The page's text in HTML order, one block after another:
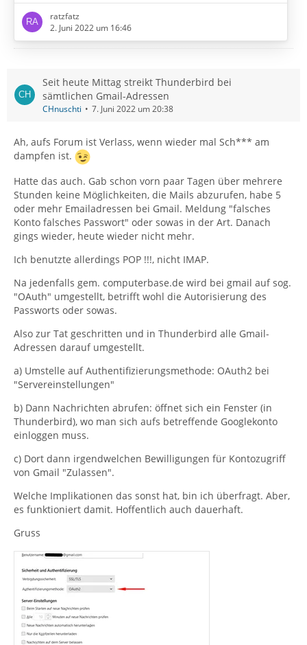
Es geht ausschließlich um eigene Gmail-Adressen. Alle!
Antivir: ESET
Router: Fritzbox (ca. 1 Jahr alt)
Thunderbird plötzlich nach den Passwörtern all meiner
Gmail-Accounts gefragt. Wenn ich sie eingebe, werden
sie aber nicht angenommen, sondern immer wieder
neu verlangt.
Ich kenne das von meinem Laptop im Urlaub. Da muss
ich immer erst auf der G-Website…
ratzfatz
2. Juni 2022 um 16:46
Seit heute Mittag streikt Thunderbird bei
sämtlichen Gmail-Adressen
CHnuschti 7. Juni 2022 um 20:38
Ah, aufs Forum ist Verlass, wenn wieder mal Sch*** am
dampfen ist.
Hatte das auch. Gab schon vorn paar Tagen über mehrere
Stunden keine Möglichkeiten, die Mails abzurufen, habe 5
oder mehr Emailadressen bei Gmail. Meldung "falsches
Konto falsches Passwort" oder sowas in der Art. Danach
gings wieder, heute wieder nicht mehr.
Ich benutzte allerdings POP !!!, nicht IMAP.
Na jedenfalls gem. computerbase.de wird bei gmail auf sog.
"OAuth" umgestellt, betrifft wohl die Autorisierung des
Passworts oder sowas.
Also zur Tat geschritten und in Thunderbird alle Gmail-
Adressen darauf umgestellt.
a) Umstelle auf Authentifizierungsmethode: OAuth2 bei
"Servereinstellungen"
b) Dann Nachrichten abrufen: öffnet sich ein Fenster (in
Thunderbird), wo man sich aufs betreffende Googlekonto
einloggen muss.
c) Dort dann irgendwelchen Bewilligungen für Kontozugriff
von Gmail "Zulassen".
Welche Implikationen das sonst hat, bin ich überfragt. Aber,
es funktioniert damit. Hoffentlich auch dauerhaft.
Gruss